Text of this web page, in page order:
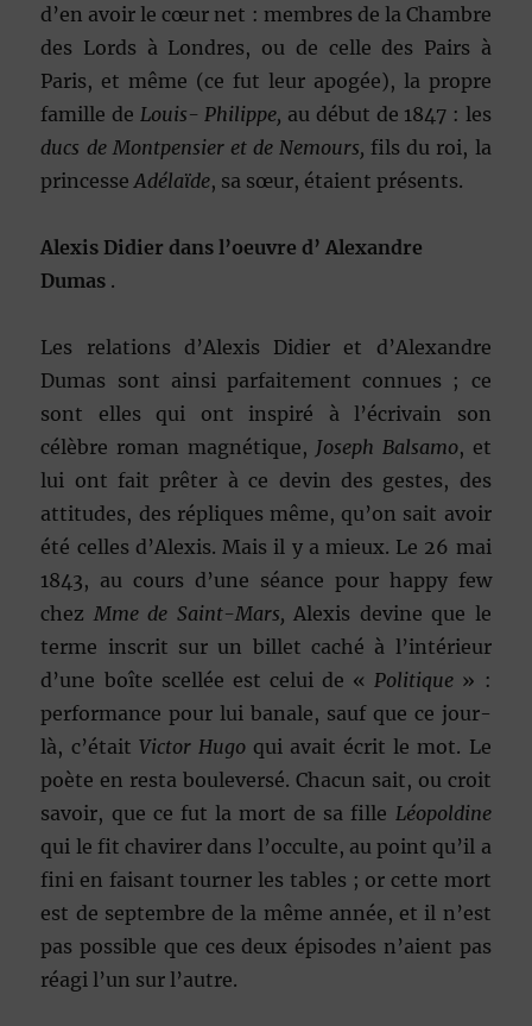
d’en avoir le cœur net : membres de la Chambre
des Lords à Londres, ou de celle des Pairs à
Paris, et même (ce fut leur apogée), la propre
famille de Louis- Philippe, au début de 1847 : les
ducs de Montpensier et de Nemours, fils du roi, la
princesse Adélaïde, sa sœur, étaient présents.
Alexis Didier dans l’oeuvre d’ Alexandre
Dumas .
Les relations d’Alexis Didier et d’Alexandre
Dumas sont ainsi parfaitement connues ; ce
sont elles qui ont inspiré à l’écrivain son
célèbre roman magnétique, Joseph Balsamo, et
lui ont fait prêter à ce devin des gestes, des
attitudes, des répliques même, qu’on sait avoir
été celles d’Alexis. Mais il y a mieux. Le 26 mai
1843, au cours d’une séance pour happy few
chez Mme de Saint-Mars, Alexis devine que le
terme inscrit sur un billet caché à l’intérieur
d’une boîte scellée est celui de « Politique » :
performance pour lui banale, sauf que ce jour-
là, c’était Victor Hugoqui avait écrit le mot. Le
poète en resta bouleversé. Chacun sait, ou croit
savoir, que ce fut la mort de sa fille Léopoldine
qui le fit chavirer dans l’occulte, au point qu’il a
fini en faisant tourner les tables ; or cette mort
est de septembre de la même année, et il n’est
pas possible que ces deux épisodes n’aient pas
réagi l’un sur l’autre.